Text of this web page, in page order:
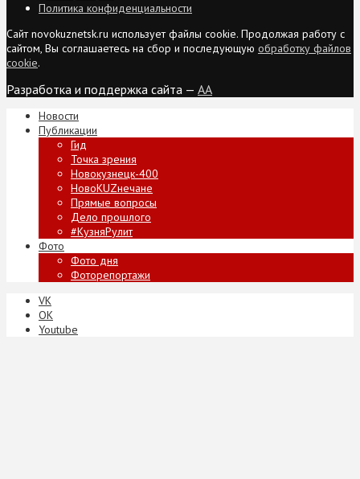
Политика конфиденциальности
Сайт novokuznetsk.ru использует файлы cookie. Продолжая работу с
сайтом, Вы соглашаетесь на сбор и последующую обработку файлов
cookie.
Разработка и поддержка сайта — AA
Новости
Публикации
Гид
Точка зрения
Новокузнецк-400
НовоKUZнечане
Прямые вопросы
Дело прошлого
#КузняРулит
Фото
Фото дня
Фоторепортажи
VK
ОК
Youtube